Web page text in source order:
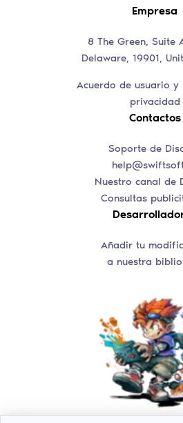
Empresa
8 The Green, Suite
Delaware, 19901,
Acuerdo de usuario
privacidad
Contactos
Soporte de
Nuestro canal de
Consultas
Añadir tu
a nuestra